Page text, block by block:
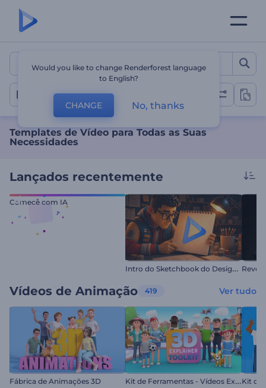
Templates de Vídeo para
Todos os templates
Templates de Vídeo para Todas as Suas
Necessidades
Lançados recentemente
Comece com IA
I
ntro do Sketchbook do Designer
Vídeos de Animação 419 Ver tudo
Fábrica de Animações 3D
K
it de Ferramentas - Vídeos Explicativos 3D
Would you like to change Renderforest language
to English?
CHANGE No, thanks